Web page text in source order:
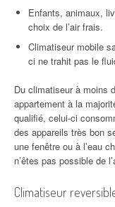
Enfants, animaux,
choix de l’air frais.
Climatiseur mobile
ci ne trahit pas le
Du climatiseur à moins
appartement à la
qualifié, celui-ci
des appareils très bon
une fenêtre ou à l’eau
n’êtes pas possible de
Climatiseur